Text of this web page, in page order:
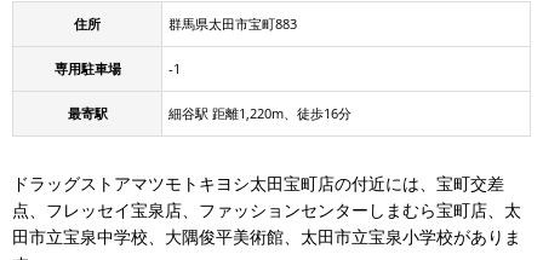
住所 群馬県太田市宝町883
専用駐車場 -1
最寄駅 細谷駅 距離1,220m、徒歩16分
ドラッグストアマツモトキヨシ太田宝町店の付近には、宝町交差
点、フレッセイ宝泉店、ファッションセンターしまむら宝町店、太
田市立宝泉中学校、大隅俊平美術館、太田市立宝泉小学校がありま